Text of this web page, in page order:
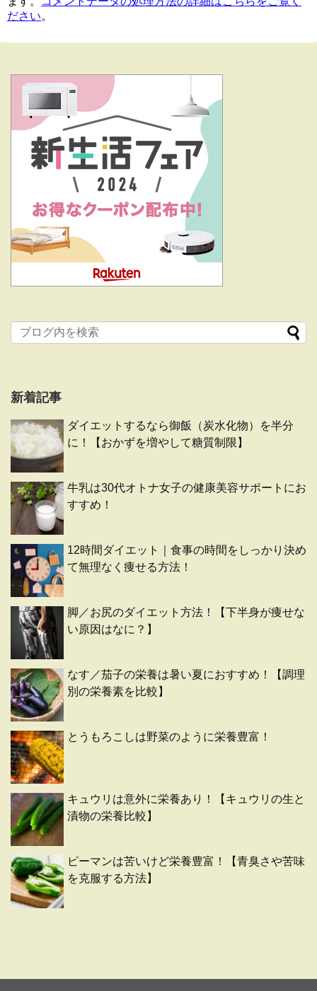
ださい。
新着記事
ダイエットするなら御飯（炭水化物）を半分
に！【おかずを増やして糖質制限】
牛乳は30代オトナ女子の健康美容サポートにお
すすめ！
12時間ダイエット｜食事の時間をしっかり決め
て無理なく痩せる方法！
脚／お尻のダイエット方法！【下半身が痩せな
い原因はなに？】
なす／茄子の栄養は暑い夏におすすめ！【調理
別の栄養素を比較】
とうもろこしは野菜のように栄養豊富！
キュウリは意外に栄養あり！【キュウリの生と
漬物の栄養比較】
ピーマンは苦いけど栄養豊富！【青臭さや苦味
を克服する方法】